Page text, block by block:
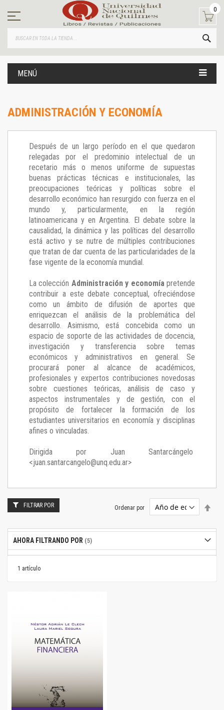
contenido
0
MENÚ
ADMINISTRACIÓN Y ECONOMÍA
Después de un largo período en el que quedaron
relegadas por el predominio intelectual de un
recetario más o menos uniforme de supuestas
buenas prácticas técnicas e institucionales, las
preocupaciones teóricas y políticas sobre el
desarrollo económico han resurgido con fuerza en el
mundo y, particularmente, en la región
latinoamericana y en Argentina. El debate sobre la
causalidad, la dinámica y las políticas del desarrollo
está activo y se nutre de múltiples contribuciones
que tratan de dar cuenta de las particularidades de la
fase vigente de la economía mundial.
La colección Administración y economía pretende
contribuir a este debate conceptual, ofreciéndose
como un ámbito de difusión de aportes que
enriquezcan el análisis de la problemática del
desarrollo. Asimismo, está concebida como un
espacio de soporte de las actividades de docencia,
investigación y transferencia sobre temas
económicos y administrativos en general. Se
procurará poner al alcance de académicos,
profesionales y expertos contribuciones novedosas
sobre cuestiones teóricas, análisis de caso y
aspectos instrumentales y de gestión, con el
propósito de fortalecer la formación de los
estudiantes universitarios en economía y disciplinas
afines o vinculadas.
Dirigida por Juan Santarcángelo
<juan.santarcangelo@unq.edu.ar>
1 artículo
Ordenar por
FILTRAR POR
AHORA FILTRANDO POR